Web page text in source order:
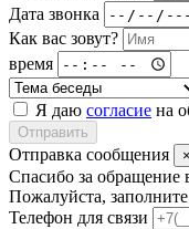
Дата звонка
Как вас зовут?
время
Я даю согласие на
Отправить
Отправка сообщения ×
Спасибо за
Пожалуйста,
Телефон для связи